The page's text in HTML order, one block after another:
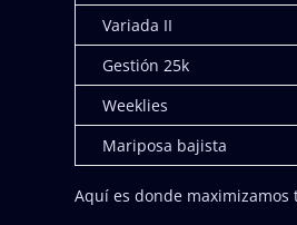
Variada II
Gestión 25k
Weeklies
Mariposa bajista
Aquí es donde